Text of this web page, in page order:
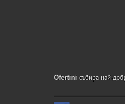
Ofertini събира най-